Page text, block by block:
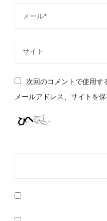
次回のコメントで使用す
メールアドレス、サイトを保